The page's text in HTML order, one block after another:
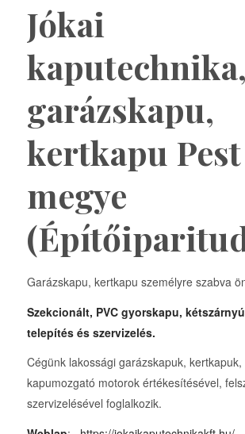
Jókai
kaputechnika,
garázskapu,
kertkapu Pest
megye
Garázskapu, kertkapu személyre szabva
Szekcionált, PVC gyorskapu,
telepítés és szervizelés.
Cégünk lakossági garázskapuk,
kapumozgató motorok értékesítésével,
szervizelésével foglalkozik.